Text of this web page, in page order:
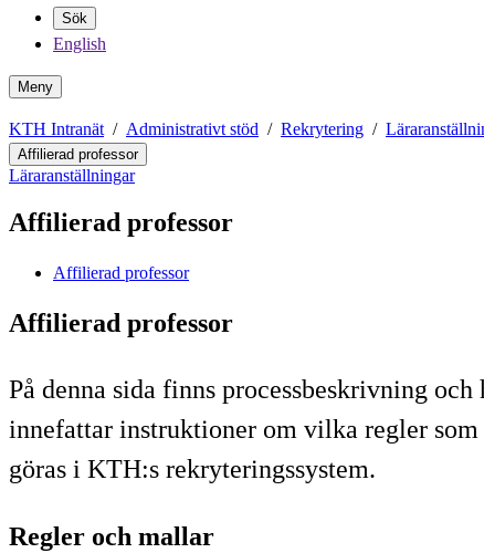
Sök
English
Meny
KTH Intranät Administrativt stöd Rekrytering
Affilierad professor
Läraranställningar
Affilierad professor
Affilierad professor
Affilierad professor
På denna sida finns processbeskrivning
innefattar instruktioner om vilka regler
göras i KTH:s rekryteringssystem.
Regler och mallar